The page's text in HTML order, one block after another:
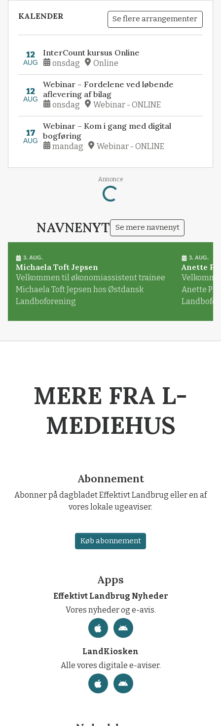
KALENDER Se flere arrangementer
12
AUG
InterCount kursus Online
onsdag Online
12
AUG
Webinar – Fordelene ved løbende
aflevering af bilag
onsdag Webinar - ONLINE
17
AUG
Webinar – Kom i gang med digital
bogføring
mandag Webinar - ONLINE
Annonce
Loading...
NAVNENYT Se mere navnenyt
3. AUG.
Michaela Toft Jepsen
Velkommen til økonomiassistent trainee
Michaela Toft Jepsen hos Østdansk
Landboforening
3. AUG.
Anette
Anette
MERE FRA L-
MEDIEHUS
Abonnement
Abonner på dagbladet Effektivt Landbrug eller en af
vores lokale ugeaviser.
Køb abonnement
Apps
Effektivt Landbrug Nyheder
Vores nyheder og e-avis.
LandKiosken
Alle vores digitale e-aviser.